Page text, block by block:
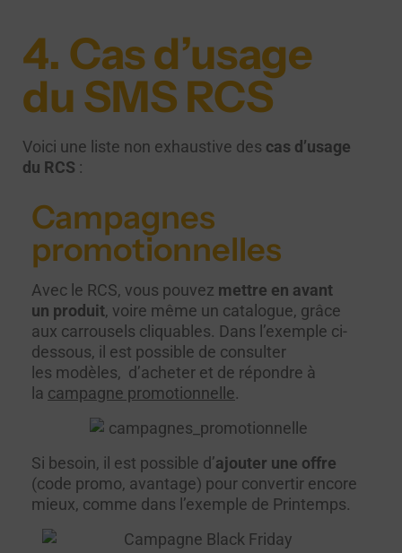
4. Cas d’usage
du SMS RCS
Voici une liste non exhaustive des cas d’usage
du RCS :
Campagnes
promotionnelles
Avec le RCS, vous pouvez mettre en avant
un produit, voire même un catalogue, grâce
aux carrousels cliquables. Dans l’exemple ci-
dessous, il est possible de consulter
les modèles, d’acheter et de répondre à
la campagne promotionnelle.
Si besoin, il est possible d’ajouter une offre
(code promo, avantage) pour convertir encore
mieux, comme dans l’exemple de Printemps.